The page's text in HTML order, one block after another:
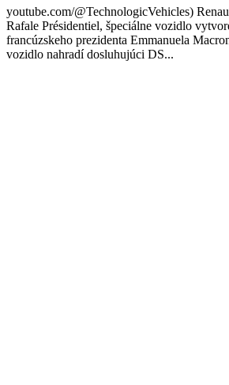
youtube.com/@TechnologicVehicles)
Rafale Présidentiel, špeciálne vozidlo
francúzskeho prezidenta Emmanuela
vozidlo nahradí dosluhujúci DS...